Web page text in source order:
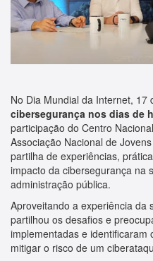
No Dia Mundial da Internet,
cibersegurança nos dias de
participação do Centro
Associação Nacional de
partilha de experiências,
impacto da cibersegurança na
administração pública.
Aproveitando a experiência da
partilhou os desafios e
implementadas e identificaram
mitigar o risco de um